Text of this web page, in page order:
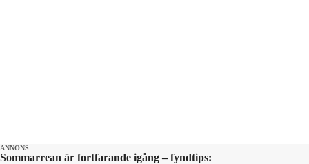
ANNONS
Sommarrean är fortfarande igång – fyndtips: